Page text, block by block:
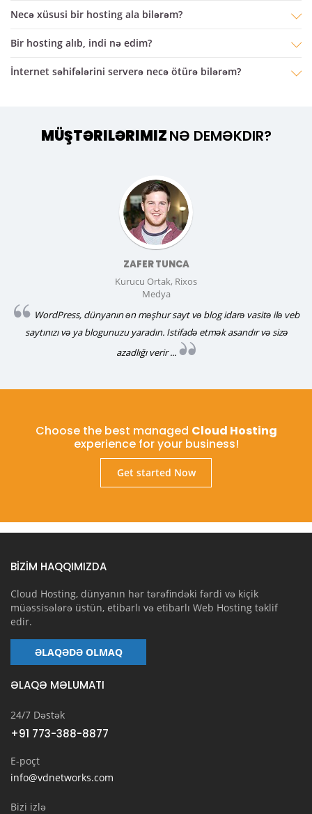
Necə xüsusi bir hosting ala bilərəm?
bir hosting alıb, indi nə edim?
İnternet səhifələrini serverə necə ötürə bilərəm?
MÜŞTƏRILƏRIMIZNƏ DEMƏKDIR?
ZAFER TUNCA
Kurucu Ortak, Rixos
Medya
WordPress, dünyanın ən məşhur sayt və blog idarə vasitə ilə veb
saytınızı və ya blogunuzu yaradın. Istifadə etmək asandır və sizə
azadlığı verir ...
Choose the best managed Cloud Hosting
experience for your business!
Get started Now
BİZİM HAQQIMIZDA
Cloud Hosting, dünyanın hər tərəfindəki fərdi və kiçik
müəssisələrə üstün, etibarlı və etibarlı Web Hosting təklif
edir.
ƏLAQƏDƏ OLMAQ
ƏLAQƏ MƏLUMATI
24/7 Dəstək
+91 773-388-8877
E-poçt
info@vdnetworks.com
Bizi izlə